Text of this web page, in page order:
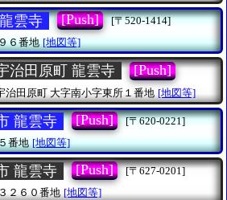
雲寺 [Push]
[〒520-1414]
６番地 [地図等]
治田原町 龍雲寺 [Push]
治田原町 大字南小字東所１番地 [地図等]
龍雲寺 [Push]
[〒620-0221]
番地 [地図等]
龍雲寺 [Push]
[〒627-0201]
２６０番地 [地図等]